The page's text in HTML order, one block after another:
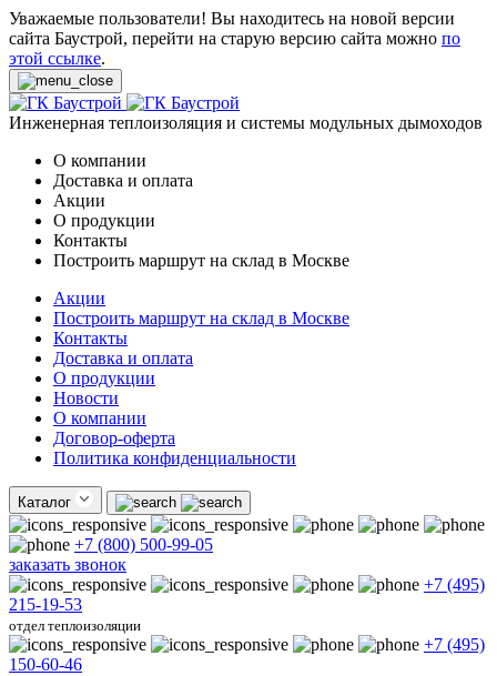
Уважаемые пользователи! Вы находитесь на новой версии
сайта Баустрой, перейти на старую версию сайта можно по
этой ссылке.
Инженерная теплоизоляция и системы модульных дымоходов
О компании
Доставка и оплата
Акции
О продукции
Контакты
Построить маршрут на склад в Москве
Акции
Построить маршрут на склад в Москве
Контакты
Доставка и оплата
О продукции
Новости
О компании
Договор-оферта
Политика конфиденциальности
Каталог
+7 (800) 500-99-05
заказать звонок
+7 (495)
215-19-53
отдел теплоизоляции
+7 (495)
150-60-46